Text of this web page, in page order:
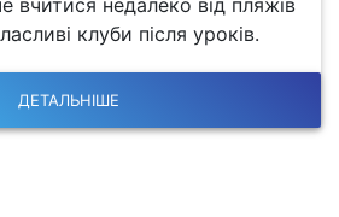
вчитися недалеко від пляжів
клуби після уроків.
ДЕТАЛЬНІШЕ